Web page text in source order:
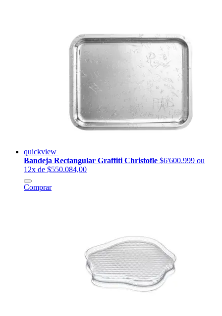
quickview
Bandeja Rectangular Graffiti Christofle $6'600.999 ou
12x de $550.084,00
Comprar